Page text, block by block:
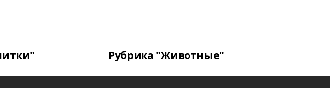
Рубрика "Животные"